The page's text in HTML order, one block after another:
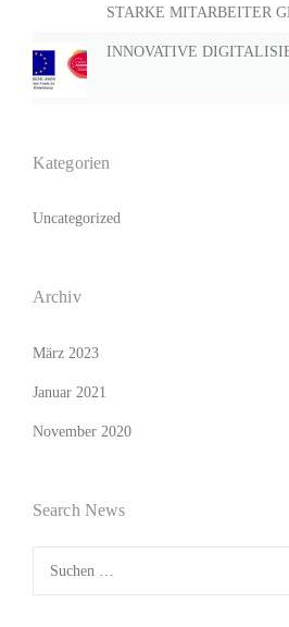
STARKE MITARBEITER
INNOVATIVE
Kategorien
Uncategorized
Archiv
März 2023
Januar 2021
November 2020
Search News